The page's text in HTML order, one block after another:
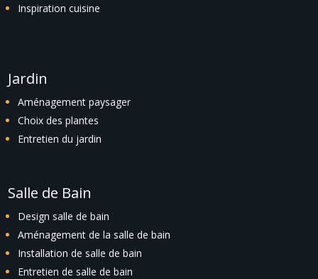
Inspiration cuisine
Jardin
Aménagement paysager
Choix des plantes
Entretien du jardin
Salle de Bain
Design salle de bain
Aménagement de la salle de bain
Installation de salle de bain
Entretien de salle de bain